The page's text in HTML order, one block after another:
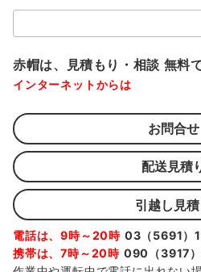
索：
赤帽は、見積もり・相談 無料
インターネットからは
お問合せ
配送見積
引越し見積
電話は、9時～20時 03（5691）
携帯は、7時～20時 090（3917